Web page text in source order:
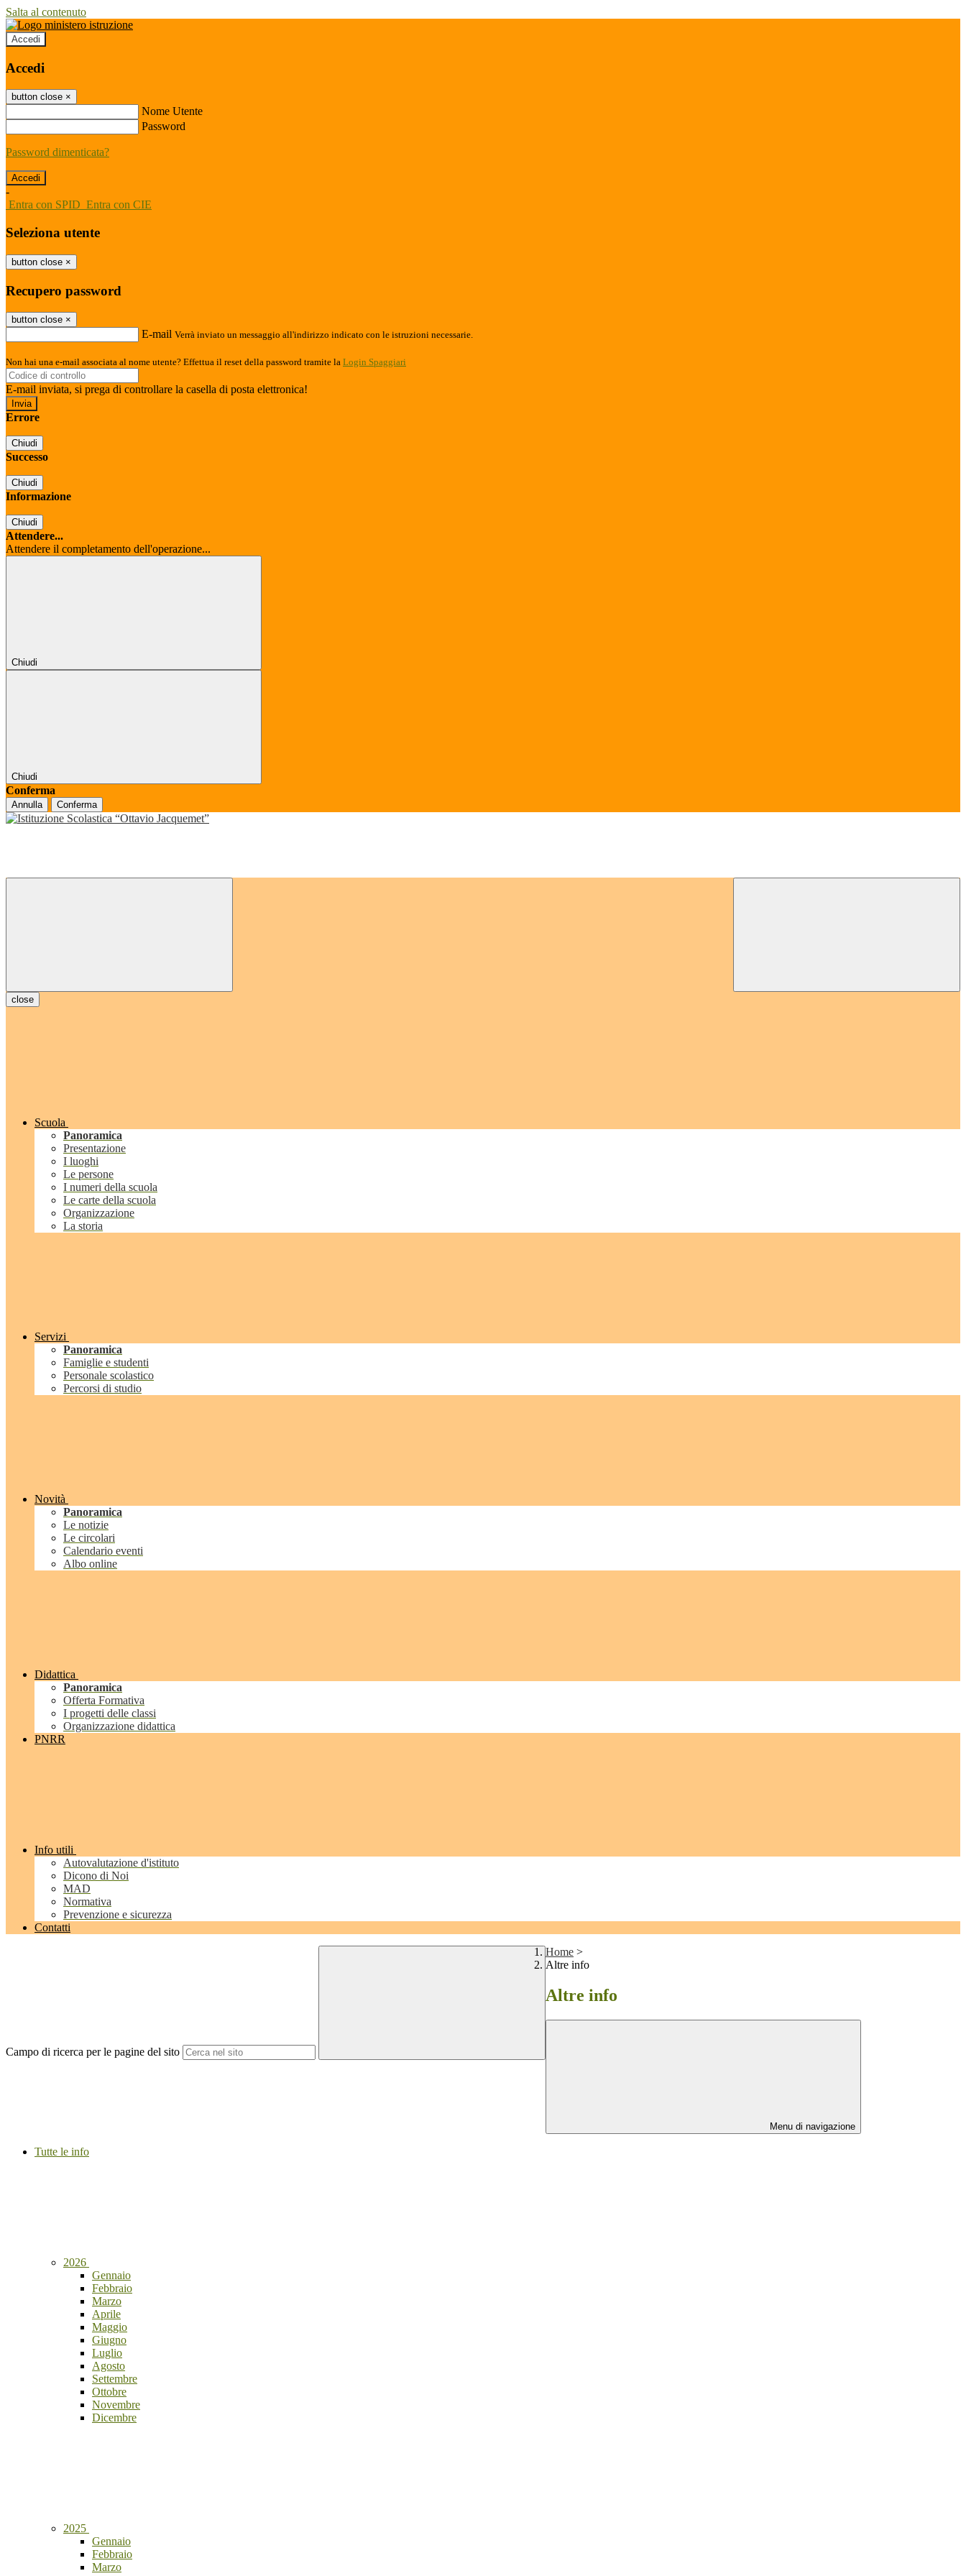
Salta al contenuto
Accedi
Accedi
button close ×
Nome Utente
Password
Password dimenticata?
-
Entra con SPID Entra con CIE
Seleziona utente
button close ×
Recupero password
button close ×
E-mail Verrà inviato un messaggio all'indirizzo indicato con le istruzioni necessarie.
Non hai una e-mail associata al nome utente? Effettua il reset della password tramite la Login Spaggiari
E-mail inviata, si prega di controllare la casella di posta elettronica!
Errore
Chiudi
Successo
Chiudi
Informazione
Chiudi
Attendere...
Attendere il completamento dell'operazione...
Chiudi
Chiudi
Conferma
Annulla Conferma
close
Scuola
Panoramica
Presentazione
I luoghi
Le persone
I numeri della scuola
Le carte della scuola
Organizzazione
La storia
Servizi
Panoramica
Famiglie e studenti
Personale scolastico
Percorsi di studio
Novità
Panoramica
Le notizie
Le circolari
Calendario eventi
Albo online
Didattica
Panoramica
Offerta Formativa
I progetti delle classi
Organizzazione didattica
PNRR
Info utili
Autovalutazione d'istituto
Dicono di Noi
MAD
Normativa
Prevenzione e sicurezza
Contatti
Campo di ricerca per le pagine del sito
Home >
Altre info
Altre info
Menu di navigazione
Tutte le info
2026
Gennaio
Febbraio
Marzo
Aprile
Maggio
Giugno
Luglio
Agosto
Settembre
Ottobre
Novembre
Dicembre
2025
Gennaio
Febbraio
Marzo